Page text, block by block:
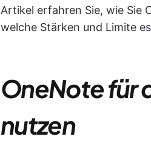
Artikel erfahren Sie, wie Sie
welche Stärken und Limite
OneNote für
nutzen